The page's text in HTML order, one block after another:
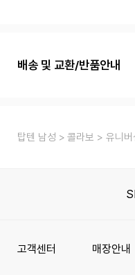
배송 및 교환/반품안내
탑텐 남성 콜라보 유니버
고객센터 매장안내